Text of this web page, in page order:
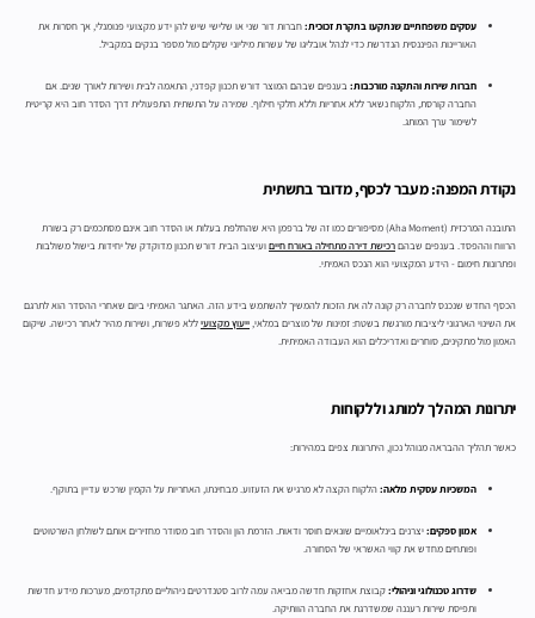
עסקים משפחתיים שנתקעו בתקרת זכוכית:חברות דור שני או שלישי שיש להן ידע מקצועי פנומנלי, אך חסרות את
האוריינות הפיננסית הנדרשת כדי לנהל אובליגו של עשרות מיליוני שקלים מול מספר בנקים במקביל.
חברות שירות והתקנה מורכבות:בענפים שבהם המוצר דורש תכנון קפדני, התאמה לבית ושירות לאורך שנים. אם
החברה קורסת, הלקוח נשאר ללא אחריות וללא חלקי חילוף. שמירה על התשתית התפעולית דרך הסדר חוב היא קריטית
לשימור ערך המותג.
נקודת המפנה: מעבר לכסף, מדובר בתשתית
התובנה המרכזית (Aha Moment) מסיפורים כמו זה של ברפמן היא שהחלפת בעלות או הסדר חוב אינם מסתכמים רק בשורת
הרווח וההפסד. בענפים שבהםרכישת דירה מתחילה באורח חייםועיצוב הבית דורש תכנון מדוקדק של יחידות בישול משולבות
ופתרונות חימום - הידע המקצועי הוא הנכס האמיתי.
הכסף החדש שנכנס לחברה רק קונה לה את הזכות להמשיך להשתמש בידע הזה. האתגר האמיתי ביום שאחרי ההסדר הוא לתרגם
את השינוי הארגוני ליציבות מורגשת בשטח: זמינות של מוצרים במלאי,ייעוץ מקצועיללא פשרות, ושירות מהיר לאחר רכישה. שיקום
האמון מול מתקינים, סוחרים ואדריכלים הוא העבודה האמיתית.
יתרונות המהלך למותג וללקוחות
כאשר תהליך ההבראה מנוהל נכון, היתרונות צפים במהירות:
המשכיות עסקית מלאה:הלקוח הקצה לא מרגיש את הזעזוע. מבחינתו, האחריות על הקמין שרכש עדיין בתוקף.
אמון ספקים:יצרנים בינלאומיים שונאים חוסר ודאות. הזרמת הון והסדר חוב מסודר מחזירים אותם לשולחן השרטוטים
ופותחים מחדש את קווי האשראי של הסחורה.
שדרוג טכנולוגי וניהולי:קבוצת אחזקות חדשה מביאה עמה לרוב סטנדרטים ניהוליים מתקדמים, מערכות מידע חדשות
ותפיסת שירות רעננה שמשדרגת את החברה הוותיקה.